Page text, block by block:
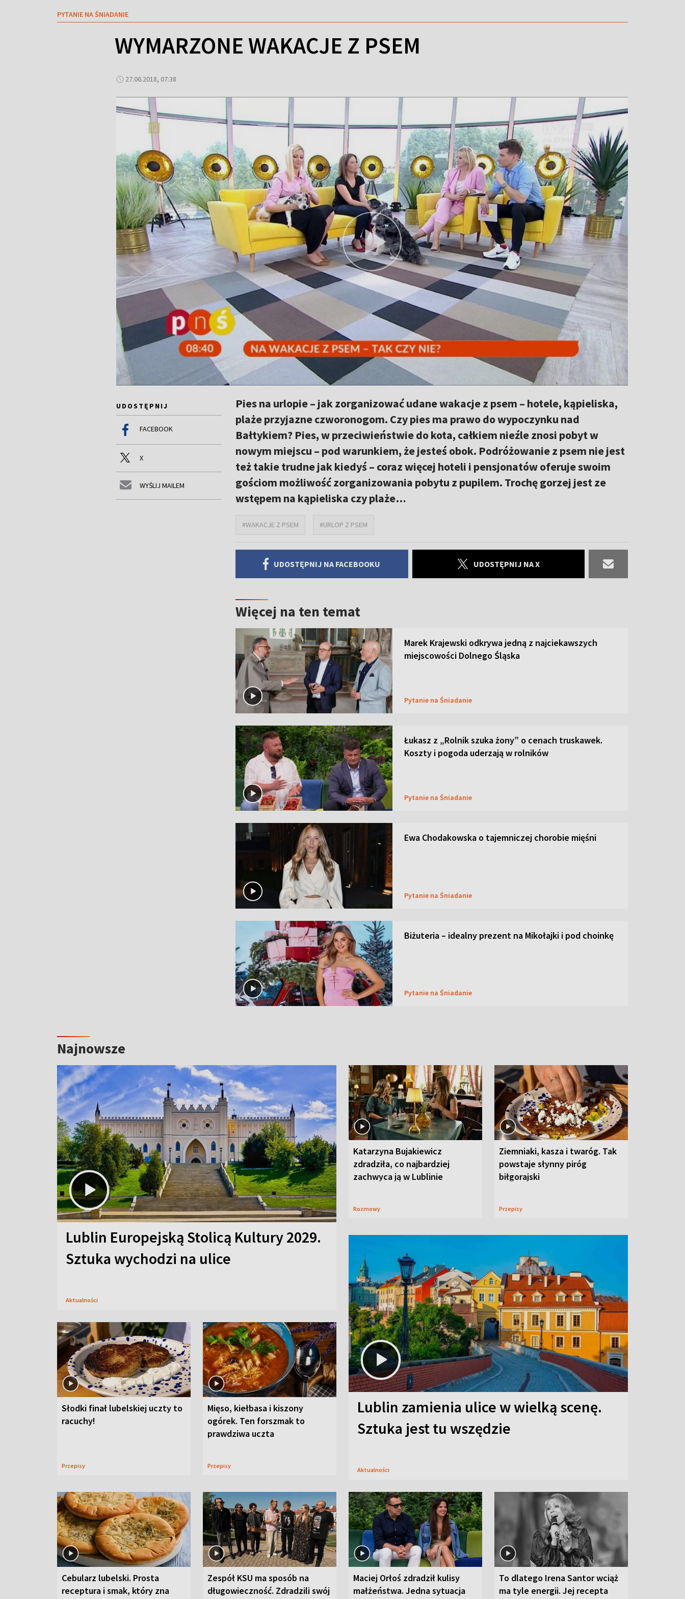
PYTANIE NA ŚNIADANIE
WYMARZONE WAKACJE Z PSEM
27.06.2018, 07:38
UDOSTĘPNIJ
FACEBOOK
X
WYŚLIJ MAILEM
Pies na urlopie – jak zorganizować udane wakacje z psem – hotele, kąpieliska,
plaże przyjazne czworonogom. Czy pies ma prawo do wypoczynku nad
Bałtykiem? Pies, w przeciwieństwie do kota, całkiem nieźle znosi pobyt w
nowym miejscu – pod warunkiem, że jesteś obok. Podróżowanie z psem nie jest
też takie trudne jak kiedyś – coraz więcej hoteli i pensjonatów oferuje swoim
gościom możliwość zorganizowania pobytu z pupilem. Trochę gorzej jest ze
wstępem na kąpieliska czy plaże…
#WAKACJE Z PSEM #URLOP Z PSEM
UDOSTĘPNIJ NA FACEBOOKU UDOSTĘPNIJ NA X
Więcej na ten temat
Marek Krajewski odkrywa jedną z najciekawszych
miejscowości Dolnego Śląska
Pytanie na Śniadanie
Łukasz z „Rolnik szuka żony” o cenach truskawek.
Koszty i pogoda uderzają w rolników
Pytanie na Śniadanie
Ewa Chodakowska o tajemniczej chorobie mięśni
Pytanie na Śniadanie
Biżuteria – idealny prezent na Mikołajki i pod choinkę
Pytanie na Śniadanie
Najnowsze
Lublin Europejską Stolicą Kultury 2029.
Sztuka wychodzi na ulice
Aktualności
Katarzyna Bujakiewicz
zdradziła, co najbardziej
zachwyca ją w Lublinie
Rozmowy
Ziemniaki, kasza i twaróg. Tak
powstaje słynny piróg
biłgorajski
Przepisy
Słodki finał lubelskiej uczty to
racuchy!
Przepisy
Mięso, kiełbasa i kiszony
ogórek. Ten forszmak to
prawdziwa uczta
Przepisy
Lublin zamienia ulice w wielką scenę.
Sztuka jest tu wszędzie
Aktualności
Cebularz lubelski. Prosta
receptura i smak, który zna
Zespół KSU ma sposób na
długowieczność. Zdradzili swój
Maciej Orłoś zdradził kulisy
małżeństwa. Jedna sytuacja
To dlatego Irena Santor wciąż
ma tyle energii. Jej recepta